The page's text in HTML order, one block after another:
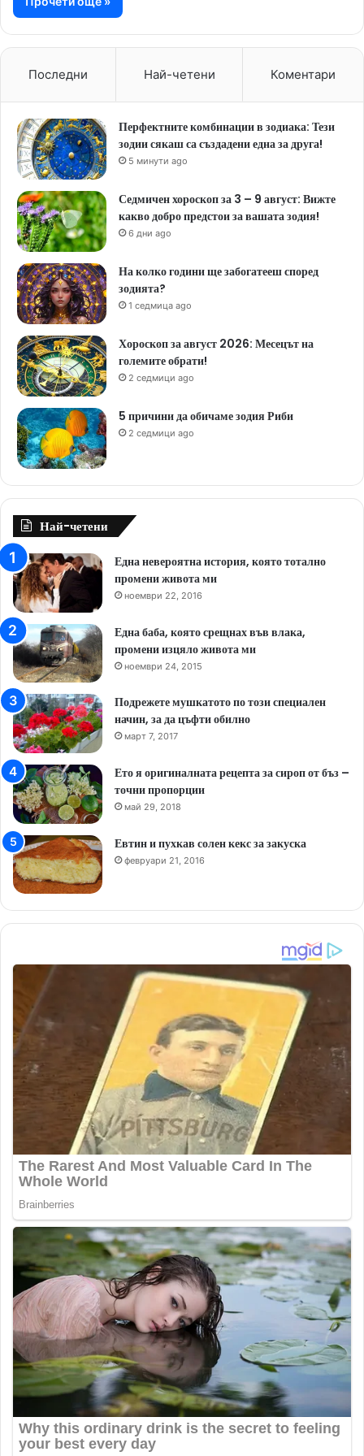
Последни Най-четени Коментари
Перфектните комбинации в зодиака: Тези
зодии сякаш са създадени една за друга!
5 минути ago
Седмичен хороскоп за 3 – 9 август: Вижте
какво добро предстои за вашата зодия!
6 дни ago
На колко години ще забогатееш според
зодията?
1 седмица ago
Хороскоп за август 2026: Месецът на
големите обрати!
2 седмици ago
5 причини да обичаме зодия Риби
2 седмици ago
Най-четени
Една невероятна история, която тотално
промени живота ми
ноември 22, 2016
Една баба, която срещнах във влака,
промени изцяло живота ми
ноември 24, 2015
Подрежете мушкатото по този специален
начин, за да цъфти обилно
март 7, 2017
Ето я оригиналната рецепта за сироп от бъз –
точни пропорции
май 29, 2018
Евтин и пухкав солен кекс за закуска
февруари 21, 2016